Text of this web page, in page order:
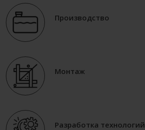
Производство
Монтаж
Разработка технологий